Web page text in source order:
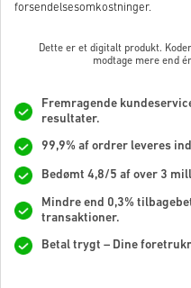
forsendelsesomkostninger.
Dette er et digitalt produkt.
modtage mere end
Fremragende
resultater.
99,9% af ordrer leveres
Bedømt 4,8/5 af over 3
Mindre end 0,3%
transaktioner.
Betal trygt – Dine